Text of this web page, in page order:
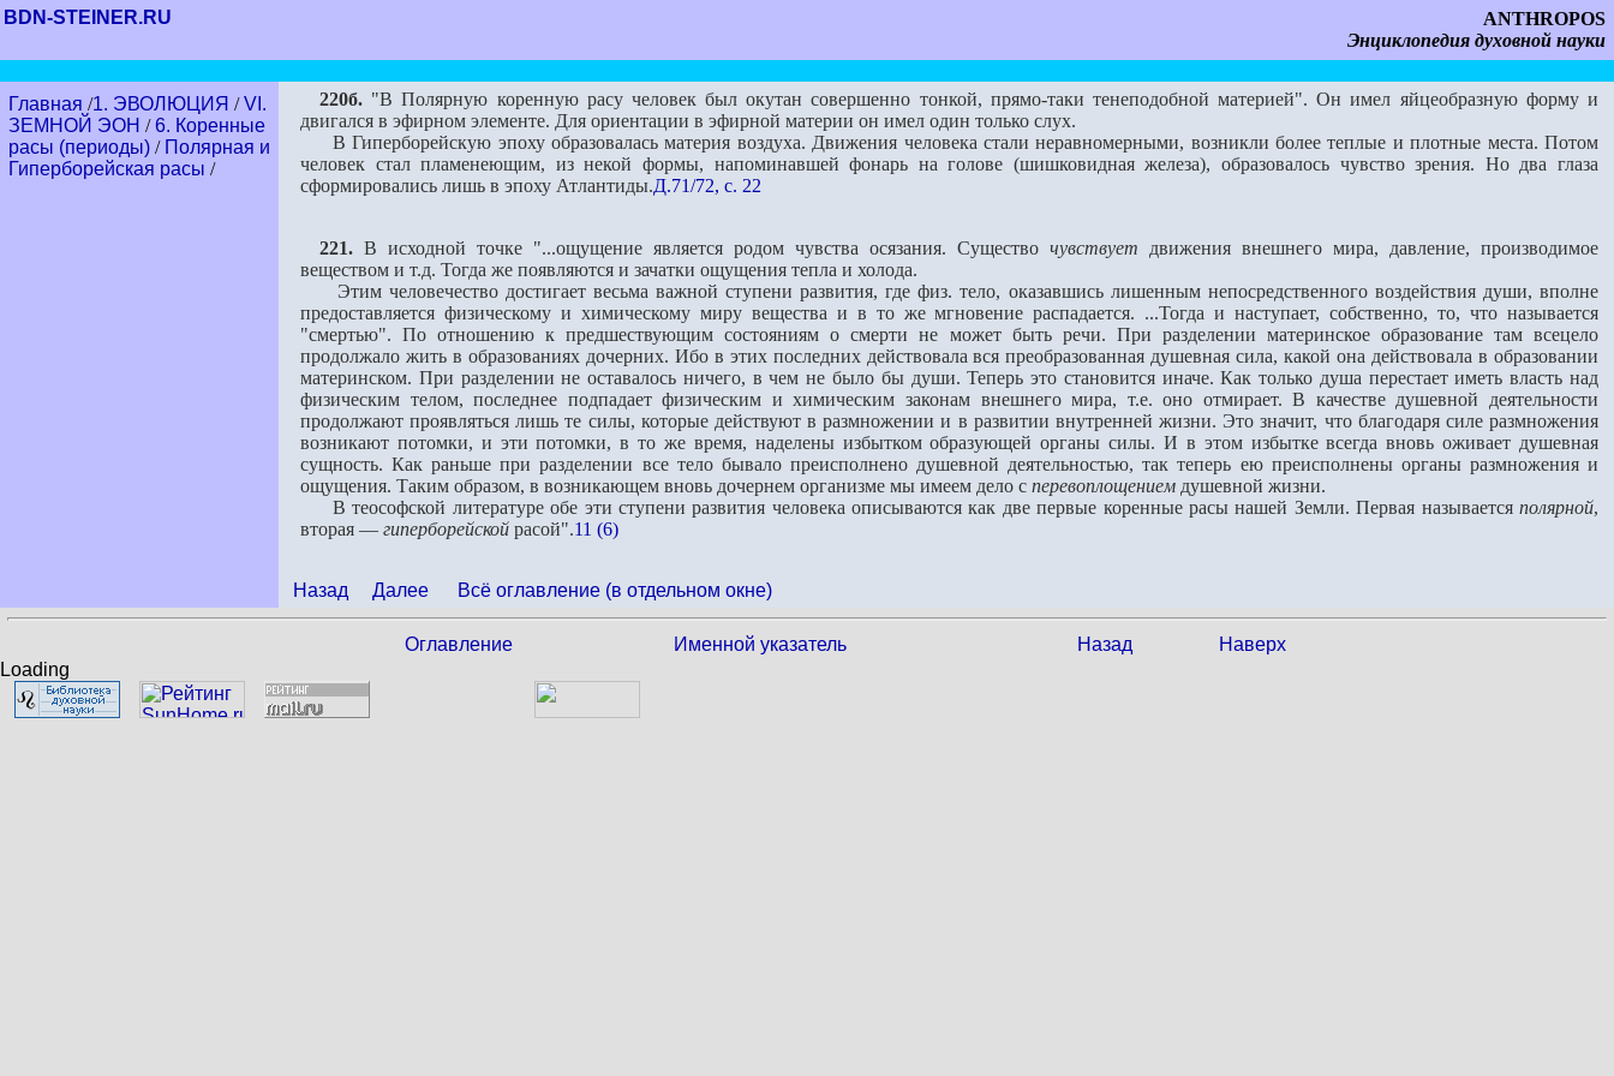
BDN-STEINER.RU
ANTHROPOS
Энциклопедия духовной науки
Главная /1. ЭВОЛЮЦИЯ /VI.
ЗЕМНОЙ ЭОН /6. Коренные
расы (периоды) / Полярная и
Гиперборейская расы /
220б. "В Полярную коренную расу человек был окутан совершенно тонкой, прямо-таки тенеподобной материей". Он имел яйцеобразную форму и
двигался в эфирном элементе. Для ориентации в эфирной материи он имел один только слух.
В Гиперборейскую эпоху образовалась материя воздуха. Движения человека стали неравномерными, возникли более теплые и плотные места. Потом
человек стал пламенеющим, из некой формы, напоминавшей фонарь на голове (шишковидная железа), образовалось чувство зрения. Но два глаза
сформировались лишь в эпоху Атлантиды.Д.71/72, с. 22
221. В исходной точке "...ощущение является родом чувства осязания. Существо чувствует движения внешнего мира, давление, производимое
веществом и т.д. Тогда же появляются и зачатки ощущения тепла и холода.
Этим человечество достигает весьма важной ступени развития, где физ. тело, оказавшись лишенным непосредственного воздействия души, вполне
предоставляется физическому и химическому миру вещества и в то же мгновение распадается. ...Тогда и наступает, собственно, то, что называется
"смертью". По отношению к предшествующим состояниям о смерти не может быть речи. При разделении материнское образование там всецело
продолжало жить в образованиях дочерних. Ибо в этих последних действовала вся преобразованная душевная сила, какой она действовала в образовании
материнском. При разделении не оставалось ничего, в чем не было бы души. Теперь это становится иначе. Как только душа перестает иметь власть над
физическим телом, последнее подпадает физическим и химическим законам внешнего мира, т.е. оно отмирает. В качестве душевной деятельности
продолжают проявляться лишь те силы, которые действуют в размножении и в развитии внутренней жизни. Это значит, что благодаря силе размножения
возникают потомки, и эти потомки, в то же время, наделены избытком образующей органы силы. И в этом избытке всегда вновь оживает душевная
сущность. Как раньше при разделении все тело бывало преисполнено душевной деятельностью, так теперь ею преисполнены органы размножения и
ощущения. Таким образом, в возникающем вновь дочернем организме мы имеем дело с перевоплощением душевной жизни.
В теософской литературе обе эти ступени развития человека описываются как две первые коренные расы нашей Земли. Первая называется полярной,
вторая — гиперборейской расой".11 (6)
Назад Далее Всё оглавление (в отдельном окне)
Оглавление Именной указатель Назад
Наверх
Loading